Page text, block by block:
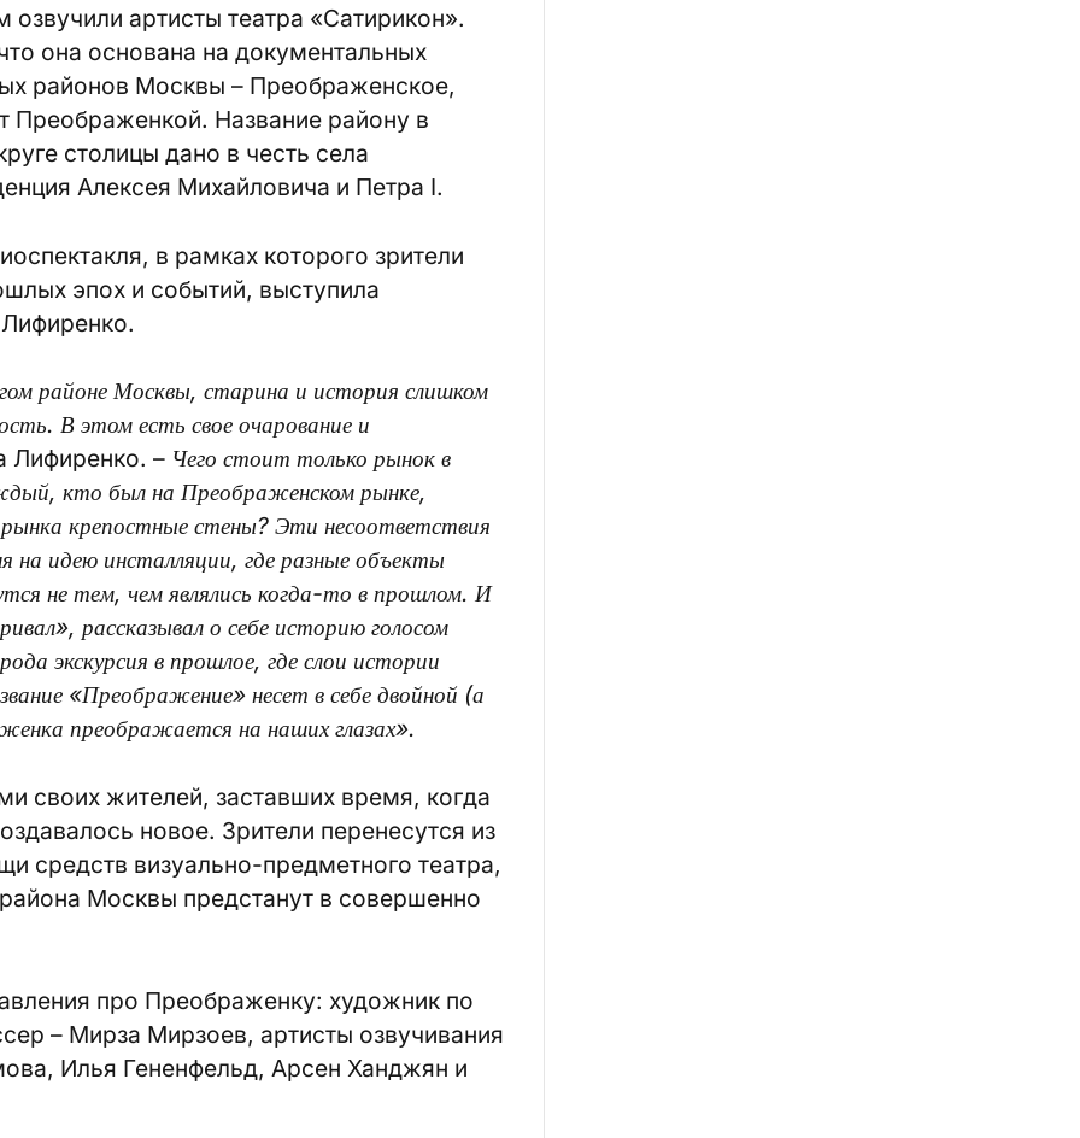
артисты театра «Сатирикон».
она основана на документальных
районов Москвы – Преображенское,
Преображенкой. Название району в
столицы дано в честь села
Алексея Михайловича и Петра I.
в рамках которого зрители
эпох и событий, выступила
районе Москвы, старина и история слишком
В этом есть свое очарование и
Лифиренко. – Чего стоит только рынок в
кто был на Преображенском рынке,
рынка крепостные стены? Эти несоответствия
на идею инсталляции, где разные объекты
не тем, чем являлись когда-то в прошлом. И
рассказывал о себе историю голосом
экскурсия в прошлое, где слои истории
«Преображение» несет в себе двойной (а
преображается на наших глазах».
своих жителей, заставших время, когда
новое. Зрители перенесутся из
средств визуально-предметного театра,
Москвы предстанут в совершенно
про Преображенку: художник по
– Мирза Мирзоев, артисты озвучивания
Илья Гененфельд, Арсен Ханджян и